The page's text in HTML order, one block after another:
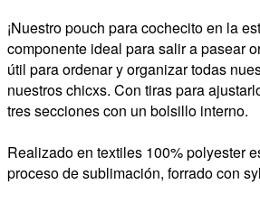
¡Nuestro pouch para cochecito en la
componente ideal para salir a pasear
útil para ordenar y organizar todas
nuestros chicxs. Con tiras para
tres secciones con un bolsillo interno.
Realizado en textiles 100% polyester
proceso de sublimación, forrado con